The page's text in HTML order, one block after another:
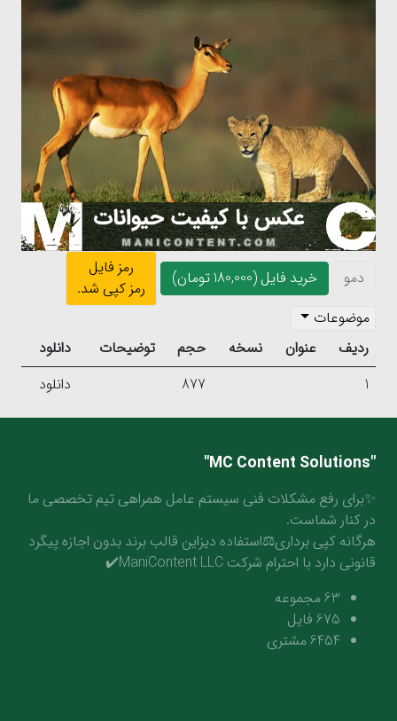
دمو خرید فایل (180,000 تومان)
رمز فایل
رمز کپی شد.
موضوعات
ردیف
عنوان نسخه حجم توضیحات
دانلود
1
877 دانلود
"MC Content Solutions"
✨برای رفع مشکلات فنی سیستم عامل همراهی تیم تخصصی ما
در کنار شماست.
هرگانه کپی برداری⚖️استفاده دیزاین قالب برند بدون اجازه پیگرد
قانونی دارد با احترام شرکت ManiContent LLC✔️
63مجموعه
675 فایل
6454مشتری